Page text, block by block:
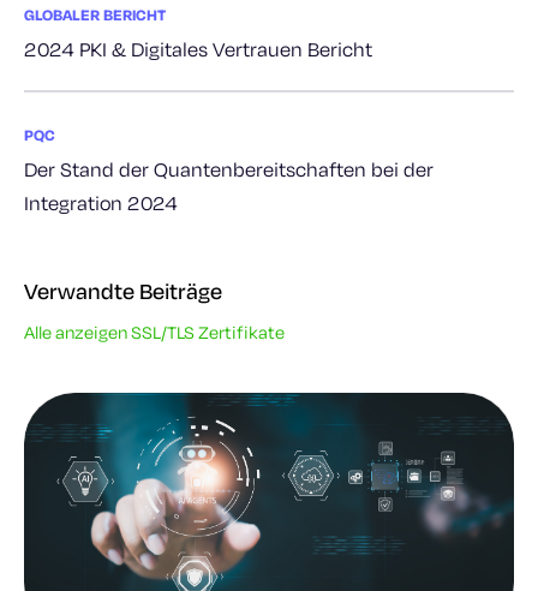
GLOBALER BERICHT
2024 PKI & Digitales Vertrauen Bericht
PQC
Der Stand der Quantenbereitschaften bei der
Integration 2024
Verwandte Beiträge
Alle anzeigen SSL/TLS Zertifikate